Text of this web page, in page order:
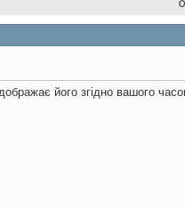
його згідно вашого